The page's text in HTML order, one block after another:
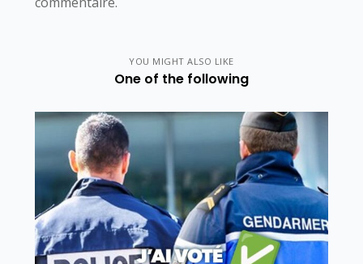
YOU MIGHT ALSO LIKE
One of the following